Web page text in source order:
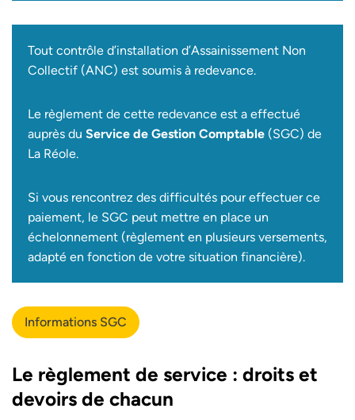
Tout contrôle d’installation d’Assainissement Non
Collectif (ANC) est soumis à redevance.
Le règlement de cette redevance est a effectué
auprès du Service de Gestion Comptable (SGC) de
La Réole.
Si vous rencontrez des difficultés pour effectuer ce
paiement, le SGC peut mettre en place un
échelonnement (règlement en plusieurs versements,
adapté en fonction de votre situation financière).
Informations SGC
Le règlement de service : droits et
devoirs de chacun